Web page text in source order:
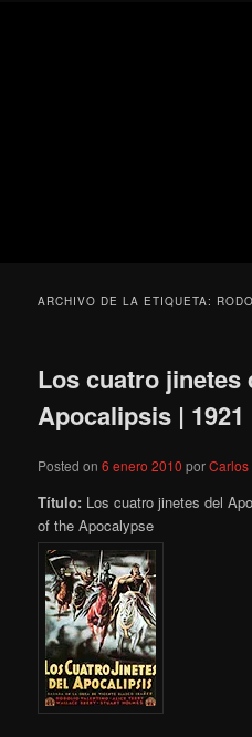
ARCHIVO DE LA ETIQUETA:
Los cuatro jinetes
Apocalipsis | 1921
Posted on6 enero 2010 porCarlos
Título: Los cuatro jinetes del
of the Apocalypse